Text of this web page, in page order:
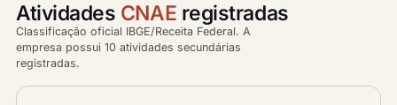
Atividades CNAE registradas
Classificação oficial IBGE/Receita Federal. A
empresa possui 10 atividades secundárias
registradas.